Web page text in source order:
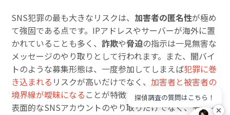
SNS犯罪の最も大きなリスクは、 加害者の匿名性が極め
て強固である点です。IPアドレスやサーバーが海外に置
かれていることも多く、詐欺や脅迫の指示は一見無害な
メッセージのやり取りとして行われます。また、闇バイ
トのような募集形態は、一度参加してしまえば犯罪に巻
き込まれる リスクが高いだけでなく、加害者と被害者の
境界線が曖昧になる ことが特徴です。探偵の視点では、
表面的なSNSアカウントのやり取りだけでなく、その背
探偵調査の質問はこちら！